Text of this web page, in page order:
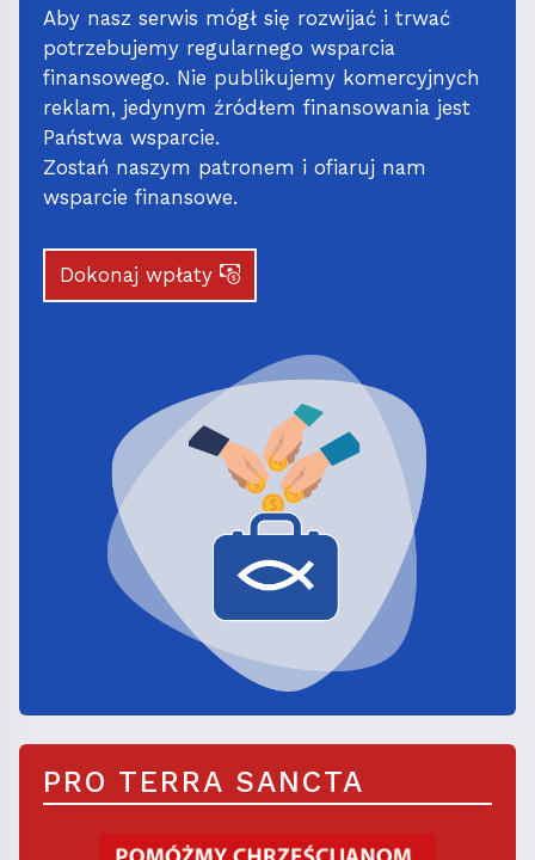
Aby nasz serwis mógł się rozwijać i trwać
potrzebujemy regularnego wsparcia
finansowego. Nie publikujemy komercyjnych
reklam, jedynym źródłem finansowania jest
Państwa wsparcie.
Zostań naszym patronem i ofiaruj nam
wsparcie finansowe.
Dokonaj wpłaty
PRO TERRA SANCTA